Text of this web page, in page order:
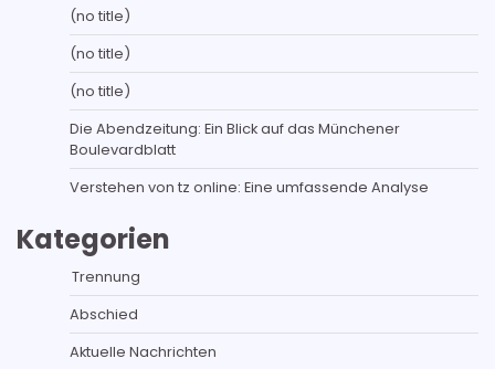
(no title)
(no title)
(no title)
Die Abendzeitung: Ein Blick auf das Münchener
Boulevardblatt
Verstehen von tz online: Eine umfassende Analyse
Kategorien
Trennung
Abschied
Aktuelle Nachrichten